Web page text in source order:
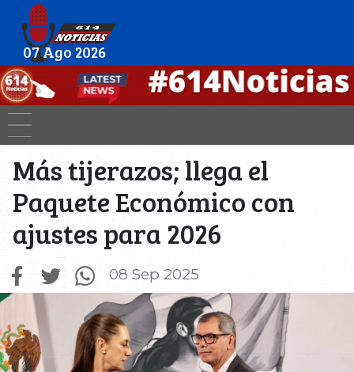
07 Ago 2026
Más tijerazos; llega el
Paquete Económico con
ajustes para 2026
08 Sep 2025